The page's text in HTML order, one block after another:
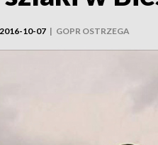
2016-10-07 | GOPR OSTRZEGA